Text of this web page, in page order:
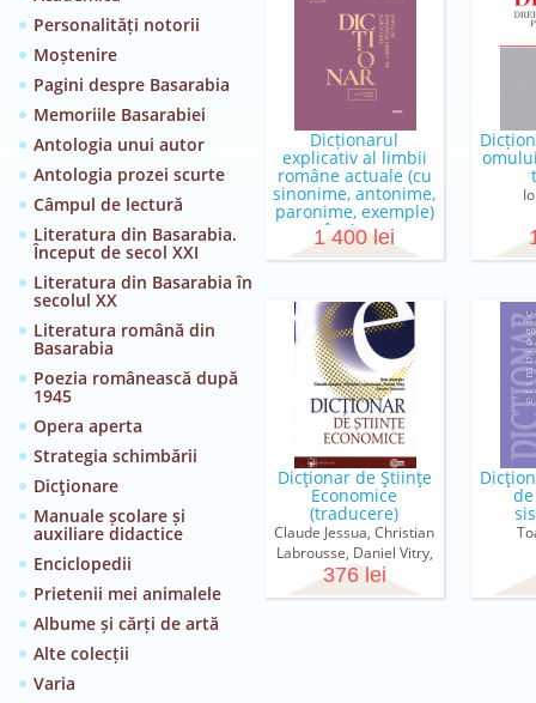
Personalități notorii
Moștenire
Pagini despre Basarabia
Memoriile Basarabiei
Antologia unui autor
Antologia prozei scurte
Câmpul de lectură
Literatura din Basarabia.
Început de secol XXI
Literatura din Basarabia în
secolul XX
Literatura română din
Basarabia
Poezia românească după
1945
Opera aperta
Strategia schimbării
Dicţionare
Manuale școlare și
auxiliare didactice
Enciclopedii
Prietenii mei animalele
Albume și cărți de artă
Alte colecții
Varia
Dicționarul
explicativ al limbii
române actuale (cu
sinonime, antonime,
paronime, exemple)
în 4 v...
Vasile Bahnaru, Liliana
Maria Onofraș, Tamara
Pahomi, Valeriu Sclifos,
Lidia Vrabie
1 400 lei
Dicţionar de Ştiinţe
Economice
(traducere)
Claude Jessua, Christian
Labrousse, Daniel Vitry,
Damien Gaumont
376 lei